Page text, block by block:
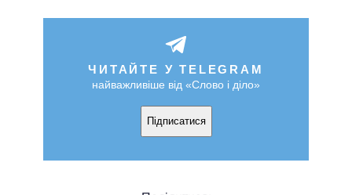
ЧИТАЙТЕ У TELEGRAM
найважливіше від «Слово і діло»
Підписатися